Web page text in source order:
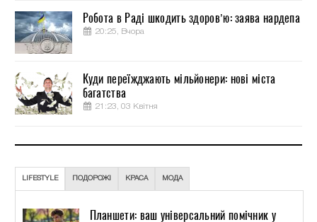
Робота в Раді шкодить здоров’ю: заява нардепа
20:25, Вчора
Куди переїжджають мільйонери: нові міста
багатства
21:23, 03 Квітня
LIFESTYLE ПОДОРОЖІ КРАСА МОДА
Планшети: ваш універсальний помічник у